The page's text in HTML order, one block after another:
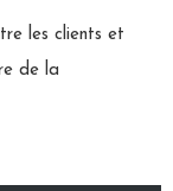
les clients et
de la